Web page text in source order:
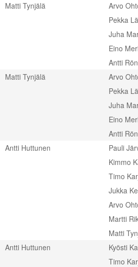
Matti Tynjälä
Arvo
Pekka
Juha
Eino
Antti
Matti Tynjälä
Arvo
Pekka
Juha
Eino
Antti
Antti Huttunen
Pauli
Kimmo
Timo
Jukka
Arvo
Martti
Matti
Antti Huttunen
Kyösti
Timo